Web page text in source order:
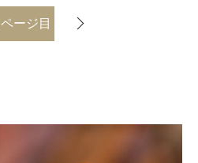
ページ目